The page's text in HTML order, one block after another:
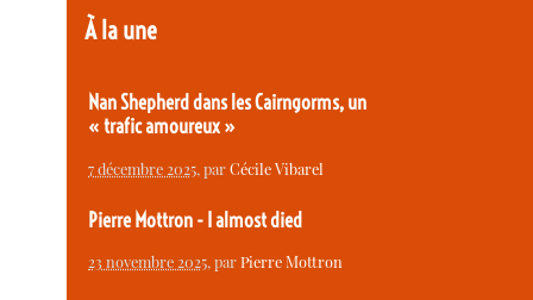
À la une
Nan Shepherd dans les Cairngorms, un
« trafic amoureux »
7 décembre 2025, parCécile Vibarel
Pierre Mottron - I almost died
23 novembre 2025, parPierre Mottron